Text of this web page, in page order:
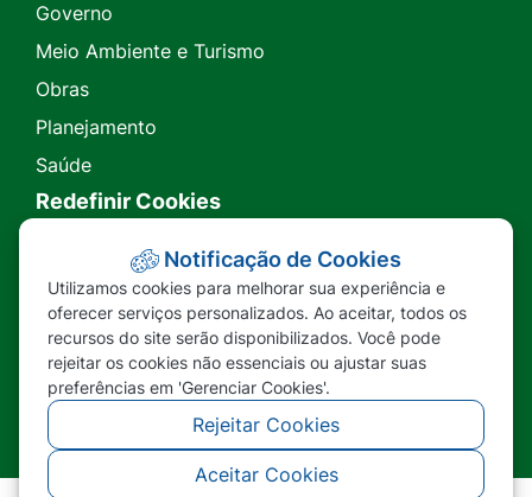
Governo
Meio Ambiente e Turismo
Obras
Planejamento
Saúde
Redefinir Cookies
Transparência
Ouvidoria
SIC
Notificação de Cookies
Utilizamos cookies para melhorar sua experiência e
oferecer serviços personalizados. Ao aceitar, todos os
recursos do site serão disponibilizados. Você pode
rejeitar os cookies não essenciais ou ajustar suas
preferências em 'Gerenciar Cookies'.
Rejeitar Cookies
Aceitar Cookies